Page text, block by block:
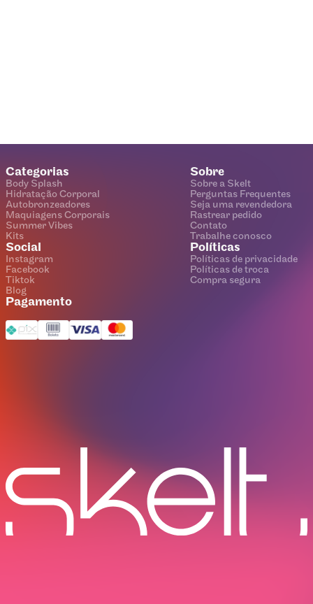
Categorias
Body Splash
Hidratação Corporal
Autobronzeadores
Maquiagens Corporais
Summer Vibes
Kits
Sobre
Sobre a Skelt
Perguntas Frequentes
Seja uma revendedora
Rastrear pedido
Contato
Trabalhe conosco
Social
Instagram
Facebook
Tiktok
Blog
Políticas
Políticas de privacidade
Políticas de troca
Compra segura
Pagamento